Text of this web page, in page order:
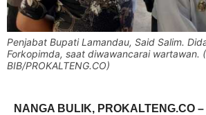
Penjabat Bupati Lamandau, Said Salim.
Forkopimda, saat diwawancarai wartawan.
BIB/PROKALTENG.CO)
NANGA BULIK, PROKALTENG.CO –